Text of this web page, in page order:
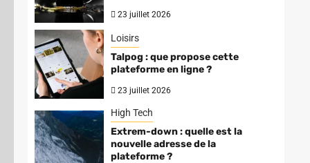
23 juillet 2026
Loisirs
Talpog : que propose cette
plateforme en ligne ?
23 juillet 2026
High Tech
Extrem-down : quelle est la
nouvelle adresse de la
plateforme ?